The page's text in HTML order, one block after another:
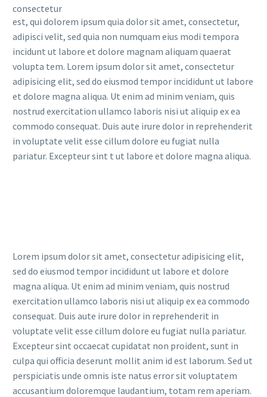
consectetur
est, qui dolorem ipsum quia dolor sit amet, consectetur,
adipisci velit, sed quia non numquam eius modi tempora
incidunt ut labore et dolore magnam aliquam quaerat
volupta tem. Lorem ipsum dolor sit amet, consectetur
adipisicing elit, sed do eiusmod tempor incididunt ut labore
et dolore magna aliqua. Ut enim ad minim veniam, quis
nostrud exercitation ullamco laboris nisi ut aliquip ex ea
commodo consequat. Duis aute irure dolor in reprehenderit
in voluptate velit esse cillum dolore eu fugiat nulla
pariatur. Excepteur sint t ut labore et dolore magna aliqua.
Lorem ipsum dolor sit amet, consectetur adipisicing elit,
sed do eiusmod tempor incididunt ut labore et dolore
magna aliqua. Ut enim ad minim veniam, quis nostrud
exercitation ullamco laboris nisi ut aliquip ex ea commodo
consequat. Duis aute irure dolor in reprehenderit in
voluptate velit esse cillum dolore eu fugiat nulla pariatur.
Excepteur sint occaecat cupidatat non proident, sunt in
culpa qui officia deserunt mollit anim id est laborum. Sed ut
perspiciatis unde omnis iste natus error sit voluptatem
accusantium doloremque laudantium, totam rem aperiam.